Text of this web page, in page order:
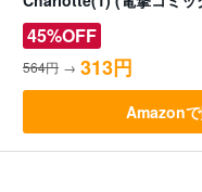
45%OFF
564円 → 313円
Amazon